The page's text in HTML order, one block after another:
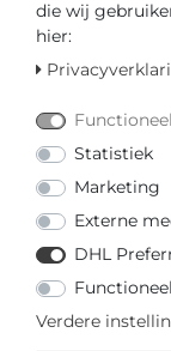
SNELLE
Uw prijs met
Wensenlijst
die wij
hier:
Functioneel
Statistiek
Marketing
Externe
DHL
Functioneel
Verdere